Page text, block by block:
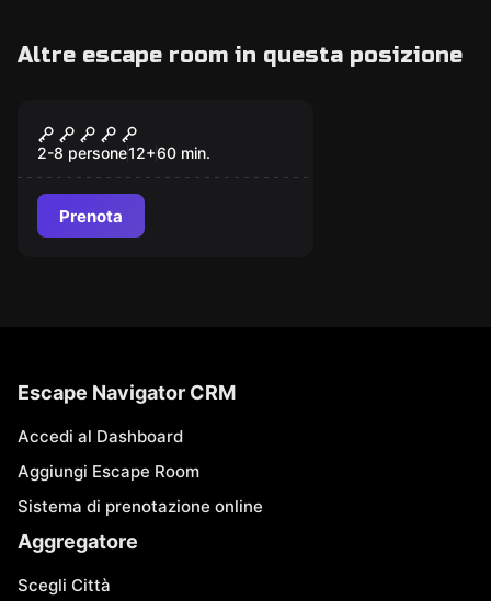
Altre escape room in questa posizione
DANTE INFEROS
2-8 persone12+60 min.
Prenota
Escape Navigator CRM
Accedi al Dashboard
Aggiungi Escape Room
Sistema di prenotazione online
Aggregatore
Scegli Città